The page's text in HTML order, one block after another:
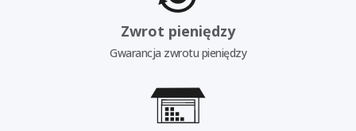
Zwrot pieniędzy
Gwarancja zwrotu pieniędzy